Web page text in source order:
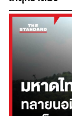
ทว่าจากข้อมูลชุ
ซาร์ทั้ง 190 แ
ทำให้ แซคคา
อิลลินอยส์ สา
Random
ซาร์แต่ละแห่
เป็น ‘นาฬิกา